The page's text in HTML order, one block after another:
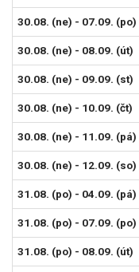
30.08. (ne) - 07.09. (po)
30.08. (ne) - 08.09. (út)
30.08. (ne) - 09.09. (st)
30.08. (ne) - 10.09. (čt)
30.08. (ne) - 11.09. (pá)
30.08. (ne) - 12.09. (so)
31.08. (po) - 04.09. (pá)
31.08. (po) - 07.09. (po)
31.08. (po) - 08.09. (út)